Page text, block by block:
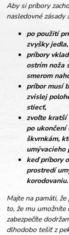
Aby si príbory
nasledovné zásady
po použití
zvyšky
príbory
ostrím noža
smerom
príbor musí
zvislej
stiecť,
zvoľte kratší
po ukončení
škvrnkám,
umývacieho
keď príbory
prostredí
korodovaniu.
Majte na pamäti,
to, že mu umožníte
zabezpečíte
dlhodobo tešiť z